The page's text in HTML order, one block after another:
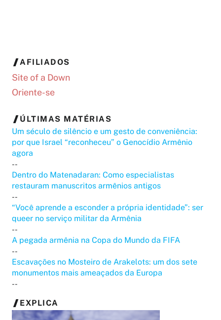
AFILIADOS
Site of a Down
Oriente-se
ÚLTIMAS MATÉRIAS
Um século de silêncio e um gesto de conveniência:
por que Israel “reconheceu” o Genocídio Armênio
agora
--
Dentro do Matenadaran: Como especialistas
restauram manuscritos armênios antigos
--
“Você aprende a esconder a própria identidade”: ser
queer no serviço militar da Armênia
--
A pegada armênia na Copa do Mundo da FIFA
--
Escavações no Mosteiro de Arakelots: um dos sete
monumentos mais ameaçados da Europa
--
EXPLICA